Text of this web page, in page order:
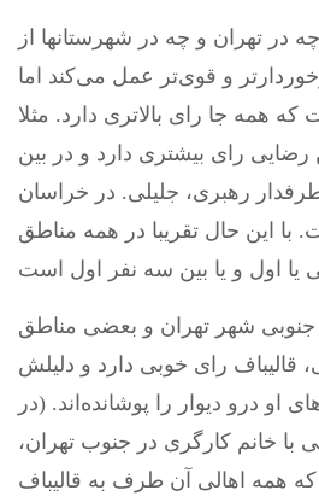
در تهران و چه در شهرستانها از
و قوی‌تر عمل می‌کند اما
که همه جا رای بالاتری دارد. مثلا
رای بیشتری دارد و در بین
رهبری، جلیلی. در خراسان
با این حال تقریبا در همه مناطق
جنوبی شهر تهران و بعضی مناطق
قالیباف رای خوبی دارد و دلیلش
درو دیوار را پوشانده‌اند. (در
با خانم کارگری در جنوب تهران،
همه اهالی آن طرف به قالیباف